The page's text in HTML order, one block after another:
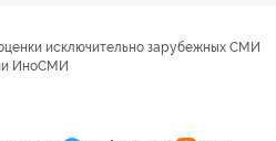
исключительно зарубежных СМИ
ИноСМИ